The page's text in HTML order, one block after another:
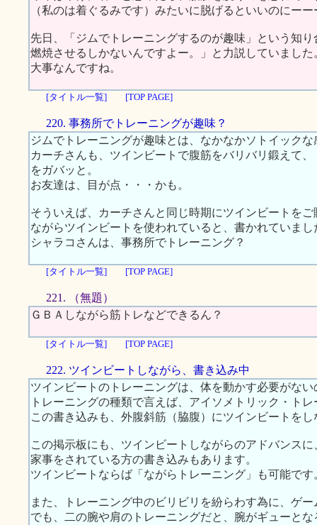
（私のは着ぐるみです）みたいに脱げるといいのにーー
先日、「ジムでトレーニングするのが趣味」という知
燃焼させるしかないんですよー。」と力説していまし
大事なんですね。
[タイトル一覧] [TOP PAGE]
220. 事務所でトレーニングが趣味？
ジムでトレーニングが趣味とは、なかなかソトイック
カーチさんも、ツインビートで腹筋をバリバリ鍛えて
をガバッと。
お友達は、目が点・・・かも。
そういえば、カーチさんと同じ時期にツインビートを
ながらツインビートを使われていると、書かれていまし
シャラコさんは、事務所でトレーニング？
[タイトル一覧] [TOP PAGE]
221. （無題）
ＧＢＡしながら筋トレなどできるん？
[タイトル一覧] [TOP PAGE]
222. ツインビートしながら、書き込み中
ツインビートのトレーニングは、体を動かす必要がな
トレーニングの種類で言えば、アイソメトリック・ト
この書き込みも、外腹斜筋（脇腹）にツインビートを
この掲示板にも、ツインビートしながらのアドバンス
家事をされている方の書き込みもあります。
ツインビートならば「ながらトレーニング」も可能です
また、トレーニング中のビリビリを紛らわす為に、ゲ
でも、二の腕や肩のトレーニングだと、腕がギューと